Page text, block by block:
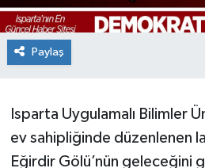
Paylaş
Isparta Uygulamalı Bilimler
ev sahipliğinde düzenlenen
Eğirdir Gölü’nün geleceğini